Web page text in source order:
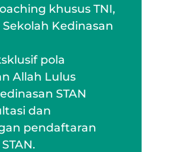
khusus TNI,
Sekolah Kedinasan
pola
Allah Lulus
STAN
dan
pendaftaran